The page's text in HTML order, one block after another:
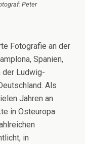
Peter
Fotografie an der
Spanien,
der Ludwig-
Als
Jahren an
in Osteuropa
in